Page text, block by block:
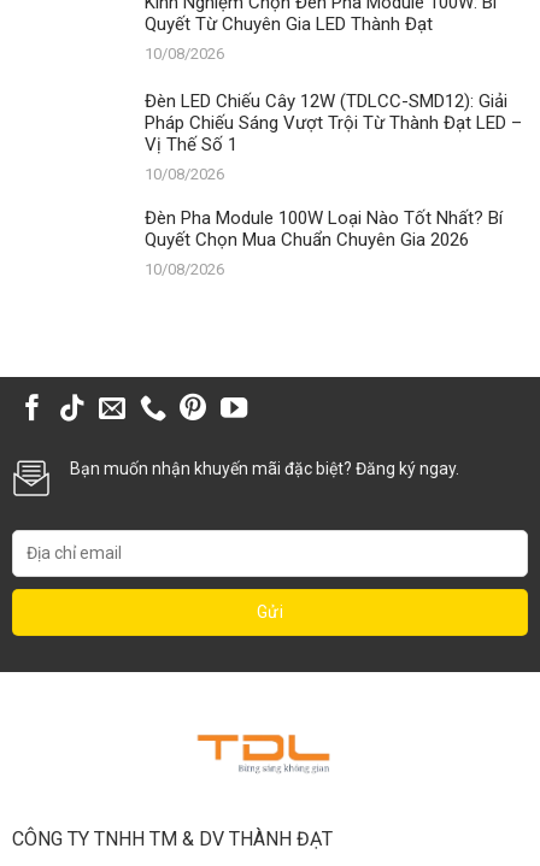
Quyết Từ Chuyên Gia LED Thành Đạt
10/08/2026
Đèn LED Chiếu Cây 12W (TDLCC-SMD12): Giải
Pháp Chiếu Sáng Vượt Trội Từ Thành Đạt LED –
Vị Thế Số 1
10/08/2026
Đèn Pha Module 100W Loại Nào Tốt Nhất? Bí
Quyết Chọn Mua Chuẩn Chuyên Gia 2026
10/08/2026
Bạn muốn nhận khuyến mãi đặc biệt? Đăng ký ngay.
CÔNG TY TNHH TM & DV THÀNH ĐẠT